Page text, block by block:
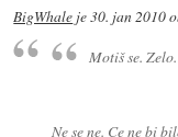
BigWhale je30. jan 2010
Motiš se. Zelo.
Ne se ne. Ce ne bi